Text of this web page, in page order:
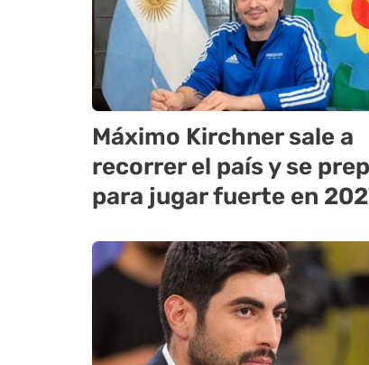
Máximo Kirchner sale a
recorrer el país y se
para jugar fuerte en